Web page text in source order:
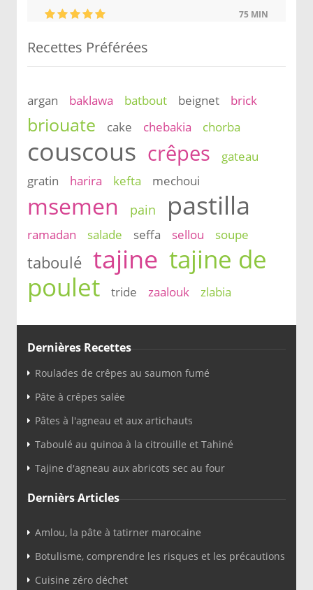
75 MIN
Recettes Préférées
argan baklawa batbout beignet brick
briouate cake chebakia chorba
couscous crêpes
gateau
gratin
harira kefta mechoui
msemen pain pastilla
ramadan salade seffa sellou soupe
taboulé tajine tajine de
poulet
tride zaalouk zlabia
Dernières Recettes
Roulades de crêpes au saumon fumé
Pâte à crêpes salée
Pâtes à l'agneau et aux artichauts
Taboulé au quinoa à la citrouille et Tahiné
Tajine d'agneau aux abricots sec au four
Dernièrs Articles
Amlou, la pâte à tatirner marocaine
Botulisme, comprendre les risques et les précautions
Cuisine zéro déchet